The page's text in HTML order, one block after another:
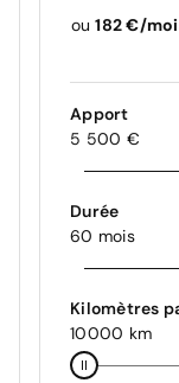
ou182 €/
Apport
5 500 €
Durée
60 mois
Kilomètres
10000 km